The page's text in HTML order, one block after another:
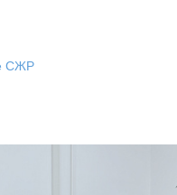
СЖР